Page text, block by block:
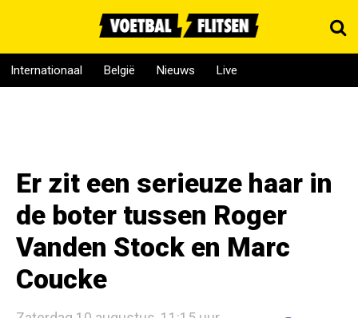
Internationaal België Nieuws Live
Er zit een serieuze haar in
de boter tussen Roger
Vanden Stock en Marc
Coucke